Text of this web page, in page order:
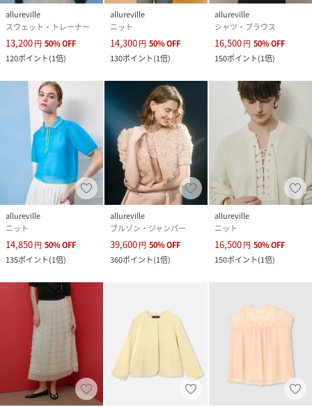
allureville
スウェット・トレーナー
13,200円 50%OFF
120ポイント(1倍)
allureville
ニット
14,300円 50%OFF
130ポイント(1倍)
allureville
シャツ・ブラウス
16,500円 50%OFF
150ポイント(1倍)
allureville
ニット
14,850円 50%OFF
135ポイント(1倍)
allureville
ブルゾン・ジャンパー
39,600円 50%OFF
360ポイント(1倍)
allureville
ニット
16,500円 50%OFF
150ポイント(1倍)